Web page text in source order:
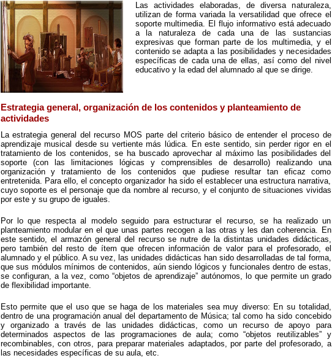
Las actividades elaboradas, de diversa naturaleza,
utilizan de forma variada la versatilidad que ofrece el
soporte multimedia. El flujo informativo está adecuado
a la naturaleza de cada una de las sustancias
expresivas que forman parte de los multimedia, y el
contenido se adapta a las posibilidades y necesidades
específicas de cada una de ellas, así como del nivel
educativo y la edad del alumnado al que se dirige.
Estrategia general, organización de los contenidos y planteamiento de
actividades
La estrategia general del recurso MOS parte del criterio básico de entender el proceso de
aprendizaje musical desde su vertiente más lúdica. En este sentido, sin perder rigor en el
tratamiento de los contenidos, se ha buscado aprovechar al máximo las posibilidades del
soporte (con las limitaciones lógicas y comprensibles de desarrollo) realizando una
organización y tratamiento de los contenidos que pudiese resultar tan eficaz como
entretenida. Para ello, el concepto organizador ha sido el establecer una estructura narrativa,
cuyo soporte es el personaje que da nombre al recurso, y el conjunto de situaciones vividas
por este y su grupo de iguales.
Por lo que respecta al modelo seguido para estructurar el recurso, se ha realizado un
planteamiento modular en el que unas partes recogen a las otras y les dan coherencia. En
este sentido, el armazón general del recurso se nutre de la distintas unidades didácticas,
pero también del resto de ítem que ofrecen información de valor para el profesorado, el
alumnado y el público. A su vez, las unidades didácticas han sido desarrolladas de tal forma,
que sus módulos mínimos de contenidos, aún siendo lógicos y funcionales dentro de estas,
se configuran, a la vez, como “objetos de aprendizaje” autónomos, lo que permite un grado
de flexibilidad importante.
Esto permite que el uso que se haga de los materiales sea muy diverso: En su totalidad,
dentro de una programación anual del departamento de Música; tal como ha sido concebido
y organizado a través de las unidades didácticas, como un recurso de apoyo para
determinados aspectos de las programaciones de aula; como “objetos reutilizables” y
recombinables, con otros, para preparar materiales adaptados, por parte del profesorado, a
las necesidades específicas de su aula, etc.